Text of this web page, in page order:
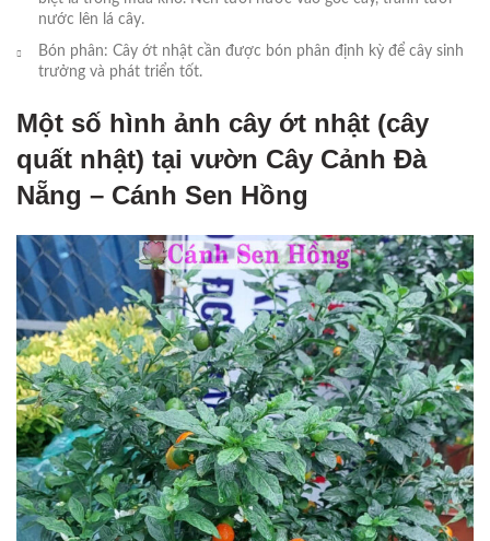
nước lên lá cây.
Bón phân: Cây ớt nhật cần được bón phân định kỳ để cây sinh
trưởng và phát triển tốt.
Một số hình ảnh cây ớt nhật (cây
quất nhật) tại vườn Cây Cảnh Đà
Nẵng – Cánh Sen Hồng